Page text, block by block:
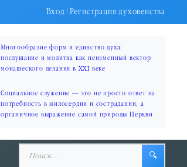
Вход|Регистрация духовенства
Многообразие форм и единство духа:
послушание и молитва как неизменный вектор
монашеского делания в XXI веке
Социальное служение — это не просто ответ на
потребность в милосердии и сострадании, а
органичное выражение самой природы Церкви
🔍